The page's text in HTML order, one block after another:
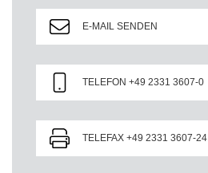
E-MAIL SENDEN
TELEFON +49 2331 3607-0
TELEFAX +49 2331 3607-24